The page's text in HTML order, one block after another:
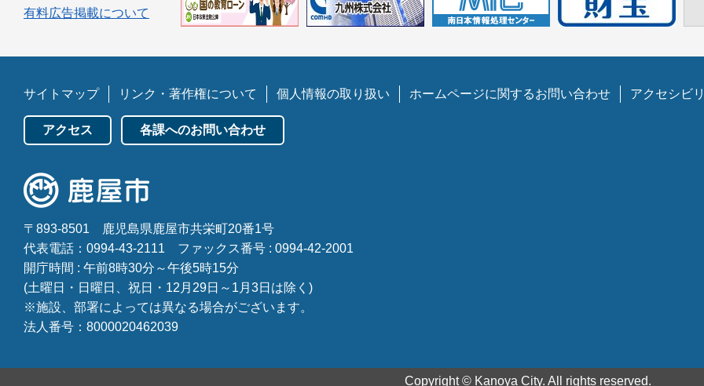
有料広告掲載について
サイトマップ リンク・著作権について 個人情報の取り扱い ホームページに関するお問い合わせ アクセシビ
アクセス 各課へのお問い合わせ
〒893-8501
鹿児島県鹿屋市共栄町20番1号
代表電話：0994-43-2111
ファックス番号 : 0994-42-2001
開庁時間 : 午前8時30分～午後5時15分
(土曜日・日曜日、祝日・12月29日～1月3日は除く)
※施設、部署によっては異なる場合がございます。
法人番号：8000020462039
Copyright © Kanoya City. All rights reserved.